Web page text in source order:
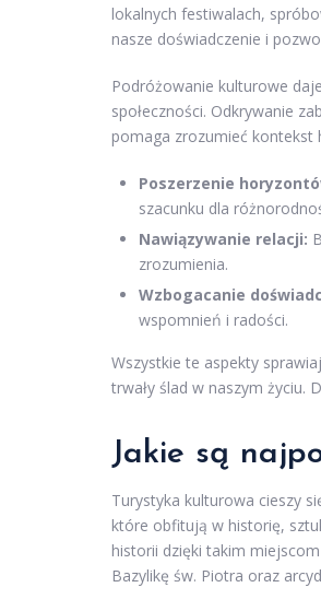
lokalnych festiwalach,
nasze doświadczenie i
Podróżowanie kulturowe
społeczności. Odkrywanie
pomaga zrozumieć kontekst
Poszerzenie
szacunku dla
Nawiązywanie relacji:
zrozumienia.
Wzbogacanie
wspomnień i radości.
Wszystkie te aspekty
trwały ślad w naszym życiu.
Jakie są
Turystyka kulturowa cieszy
które obfitują w historię,
historii dzięki takim
Bazylikę św. Piotra oraz